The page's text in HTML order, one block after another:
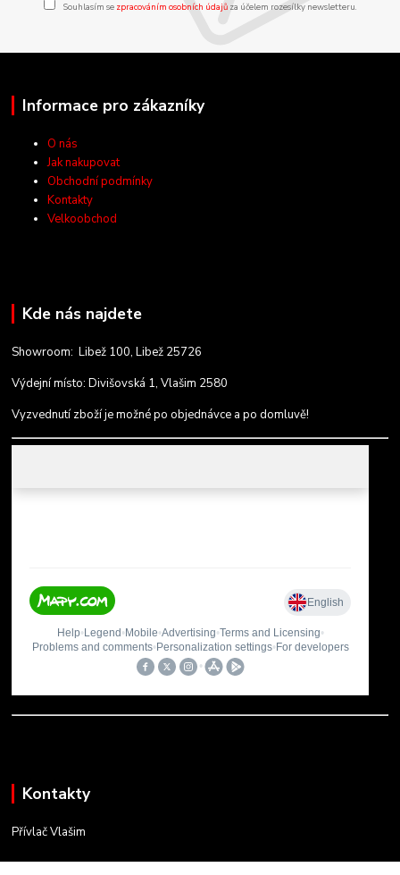
Souhlasím se zpracováním osobních údajůza účelem rozesílky newsletteru.
Informace pro zákazníky
O nás
Jak nakupovat
Obchodní podmínky
Kontakty
Velkoobchod
Kde nás najdete
Showroom: Libež 100, Libež 25726
Výdejní místo: Divišovská 1, Vlašim 2580
Vyzvednutí zboží je možné po objednávce a po domluvě!
Kontakty
Přívlač Vlašim